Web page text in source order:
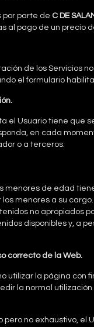
por parte de C DE
al pago de un precio
de los Servicios
el formulario
el Usuario tiene que
en cada
o a terceros.
menores de edad
menores a su
no apropiados
disponibles y, a
correcto de la Web.
utilizar la página
la normal
pero no exhaustivo,